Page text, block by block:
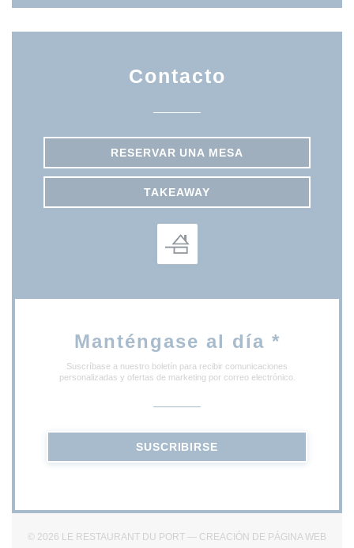
Contacto
RESERVAR UNA MESA
TAKEAWAY
Manténgase al día *
Suscríbase a nuestro boletín para recibir comunicaciones
personalizadas y ofertas de marketing por correo electrónico.
SUSCRIBIRSE
© 2026 LE RESTAURANT DU PORT — CREACIÓN DE PÁGINA WEB